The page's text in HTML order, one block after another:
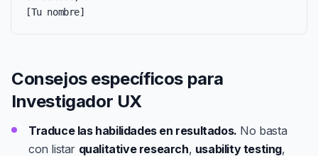
[Tu nombre]
Consejos específicos para
Investigador UX
Traduce las habilidades en resultados. No basta
con listar qualitative research, usability testing,